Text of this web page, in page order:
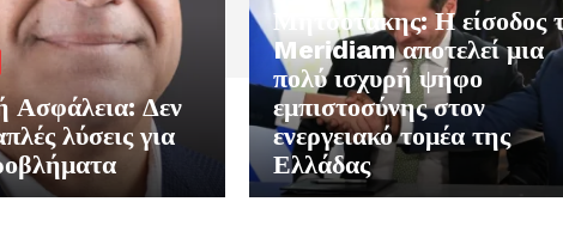
Ασφάλεια: Δεν
λύσεις για
Μητσοτάκης: Η είσοδος
Meridiam αποτελεί μια
πολύ ισχυρή ψήφο
εμπιστοσύνης στον
ενεργειακό τομέα της
Ελλάδας